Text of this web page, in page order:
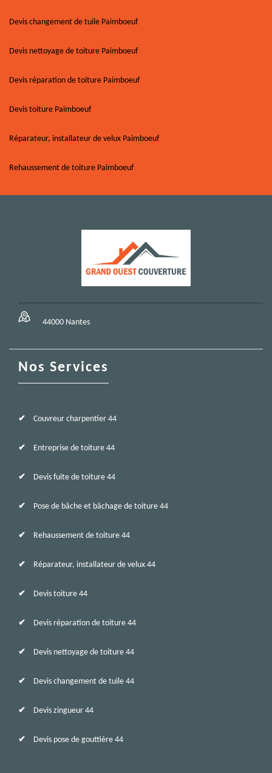
Devis changement de tuile Paimboeuf
Devis nettoyage de toiture Paimboeuf
Devis réparation de toiture Paimboeuf
Devis toiture Paimboeuf
Réparateur, installateur de velux Paimboeuf
Rehaussement de toiture Paimboeuf
44000 Nantes
Nos Services
Couvreur charpentier 44
Entreprise de toiture 44
Devis fuite de toiture 44
Pose de bâche et bâchage de toiture 44
Rehaussement de toiture 44
Réparateur, installateur de velux 44
Devis toiture 44
Devis réparation de toiture 44
Devis nettoyage de toiture 44
Devis changement de tuile 44
Devis zingueur 44
Devis pose de gouttière 44